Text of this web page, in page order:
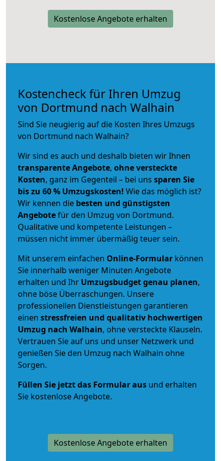
Kostenlose Angebote erhalten
Kostencheck für Ihren Umzug
von Dortmund nach Walhain
Sind Sie neugierig auf die Kosten Ihres Umzugs
von Dortmund nach Walhain?
Wir sind es auch und deshalb bieten wir Ihnen
transparente Angebote, ohne versteckte
Kosten, ganz im Gegenteil – bei uns sparen Sie
bis zu 60 % Umzugskosten! Wie das möglich ist?
Wir kennen die besten und günstigsten
Angebotefür den Umzug von Dortmund.
Qualitative und kompetente Leistungen –
müssen nicht immer übermäßig teuer sein.
Mit unserem einfachen Online-Formular können
Sie innerhalb weniger Minuten Angebote
erhalten und Ihr Umzugsbudgetgenau planen,
ohne böse Überraschungen. Unsere
professionellen Dienstleistungen garantieren
einen stressfreien und qualitativ hochwertigen
Umzug nach Walhain, ohne versteckte Klauseln.
Vertrauen Sie auf uns und unser Netzwerk und
genießen Sie den Umzug nach Walhain ohne
Sorgen.
Füllen Sie jetzt das Formular aus und erhalten
Sie kostenlose Angebote.
Kostenlose Angebote erhalten